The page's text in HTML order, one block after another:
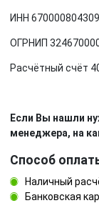
ИНН 670000804309
ОГРНИП
Расчётный счёт
Если Вы нашли
менеджера, на
Способ
Наличный
Банковская